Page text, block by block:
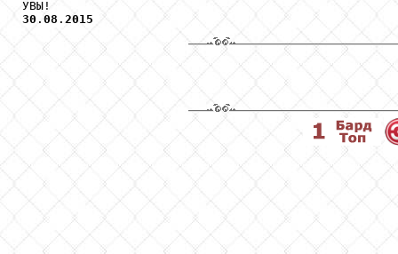
30 . 08 . 2015